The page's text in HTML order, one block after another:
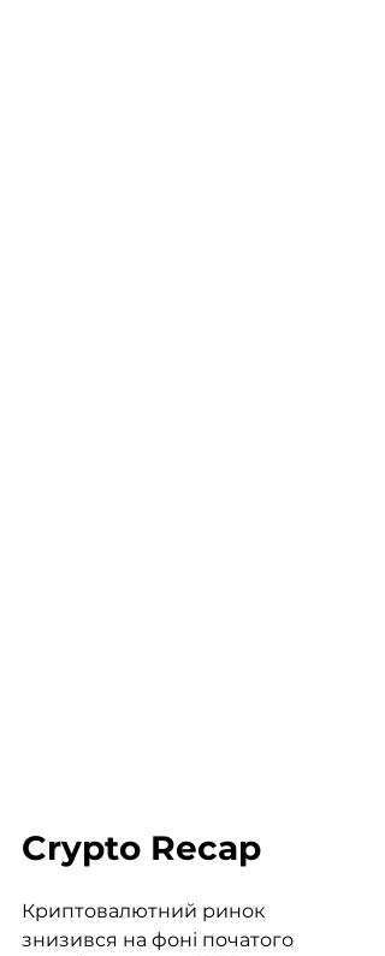
Crypto Recap
Криптовалютний ринок
знизився на фоні початого